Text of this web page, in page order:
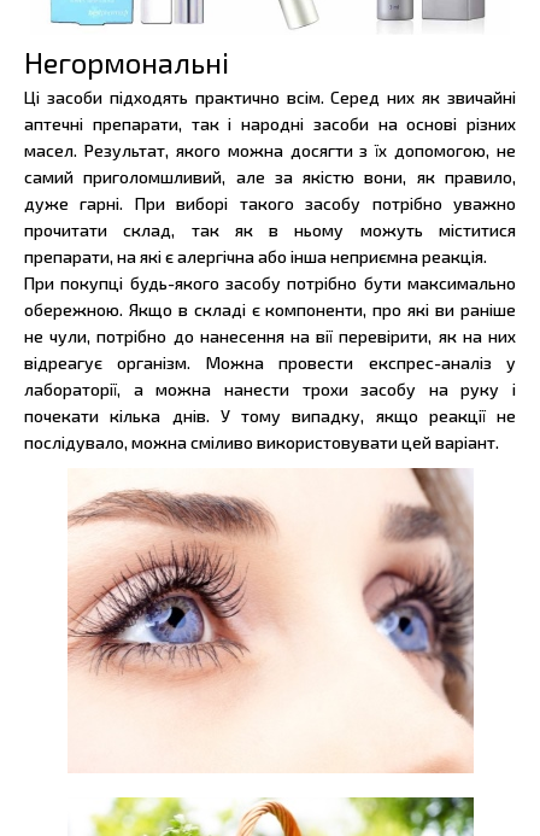
Негормональні
Ці засоби підходять практично всім. Серед них як звичайні
аптечні препарати, так і народні засоби на основі різних
масел. Результат, якого можна досягти з їх допомогою, не
самий приголомшливий, але за якістю вони, як правило,
дуже гарні. При виборі такого засобу потрібно уважно
прочитати склад, так як в ньому можуть міститися
препарати, на які є алергічна або інша неприємна реакція.
При покупці будь-якого засобу потрібно бути максимально
обережною. Якщо в складі є компоненти, про які ви раніше
не чули, потрібно до нанесення на вії перевірити, як на них
відреагує організм. Можна провести експрес-аналіз у
лабораторії, а можна нанести трохи засобу на руку і
почекати кілька днів. У тому випадку, якщо реакції не
послідувало, можна сміливо використовувати цей варіант.